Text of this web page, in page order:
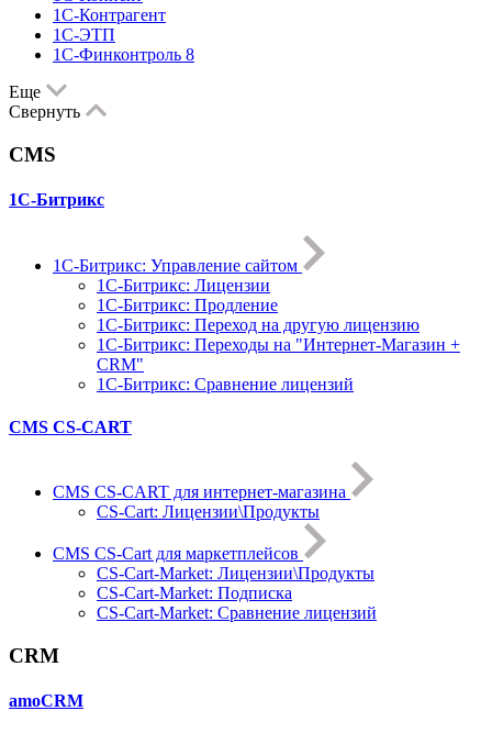
1С-Контрагент
1С-ЭТП
1С-Финконтроль 8
Еще
Свернуть
CMS
1С-Битрикс
1С-Битрикc: Управление сайтом
1С-Битрикc: Лицензии
1С-Битрикc: Продление
1С-Битрикc: Переход на другую лицензию
1С-Битрикc: Переходы на "Интернет-Магазин +
CRM"
1С-Битрикс: Сравнение лицензий
CMS CS-CART
CMS CS-CART для интернет-магазина
CS-Cart: Лицензии\Продукты
CMS CS-Cart для маркетплейсов
CS-Cart-Market: Лицензии\Продукты
CS-Cart-Market: Подписка
CS-Cart-Market: Сравнение лицензий
CRM
amoCRM